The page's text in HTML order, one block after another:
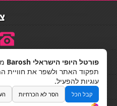
פורטל היופי הישראלי Barosh
תפקוד האתר ולשפר את חוויית
עוגיות להפעיל.
קבל הכל הסר לא הכרחיות